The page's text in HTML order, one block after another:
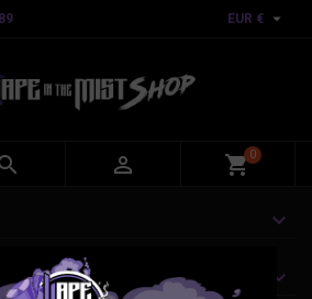
EUR € 
 shopping_cart0